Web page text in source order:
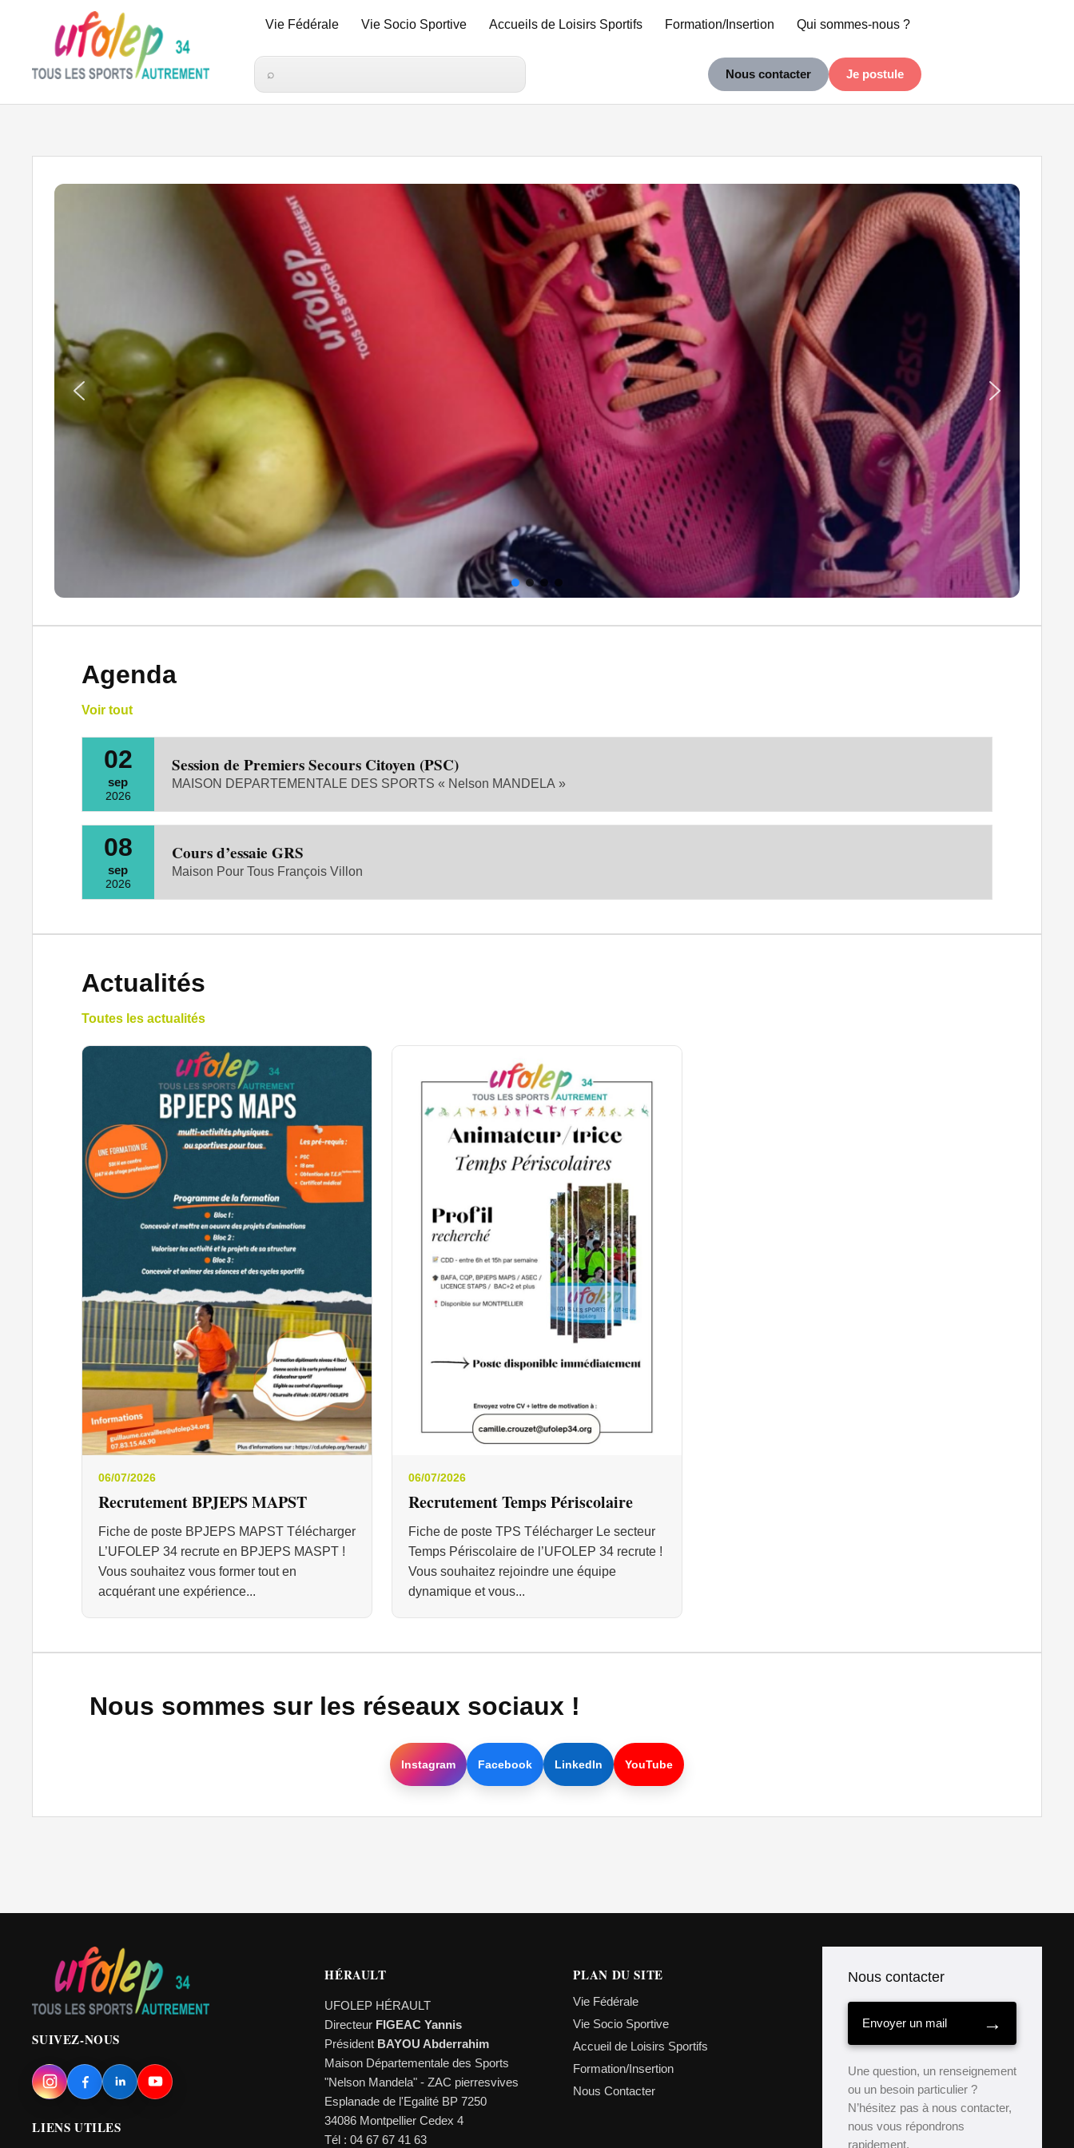
Vie Fédérale Vie Socio Sportive Accueils de Loisirs Sportifs Formation/Insertion Qui sommes-nous ?
Nous contacter Je postule
Agenda
Voir tout
02
sep
2026
Session de Premiers Secours Citoyen (PSC)
MAISON DEPARTEMENTALE DES SPORTS « Nelson MANDELA »
08
sep
2026
Cours d’essaie GRS
Maison Pour Tous François Villon
Actualités
Toutes les actualités
06/07/2026
Recrutement BPJEPS MAPST
Fiche de poste BPJEPS MAPST Télécharger
L’UFOLEP 34 recrute en BPJEPS MASPT !
Vous souhaitez vous former tout en
acquérant une expérience...
06/07/2026
Recrutement Temps Périscolaire
Fiche de poste TPS Télécharger Le secteur
Temps Périscolaire de l’UFOLEP 34 recrute !
Vous souhaitez rejoindre une équipe
dynamique et vous...
Nous sommes sur les réseaux sociaux !
Instagram Facebook LinkedIn YouTube
SUIVEZ-NOUS
LIENS UTILES
HÉRAULT
UFOLEP HÉRAULT
Directeur FIGEAC Yannis
Président BAYOU Abderrahim
Maison Départementale des Sports
"Nelson Mandela" - ZAC pierresvives
Esplanade de l'Egalité BP 7250
34086 Montpellier Cedex 4
Tél : 04 67 67 41 63
PLAN DU SITE
Vie Fédérale
Vie Socio Sportive
Accueil de Loisirs Sportifs
Formation/Insertion
Nous Contacter
Nous contacter
Envoyer un mail →
Une question, un renseignement
ou un besoin particulier ?
N’hésitez pas à nous contacter,
nous vous répondrons
rapidement.